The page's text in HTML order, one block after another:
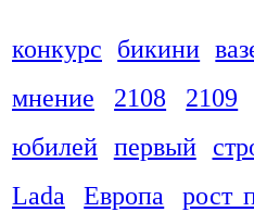
конкурс бикини
мнение
2108 2109
юбилей первый
Lada
Европа рост